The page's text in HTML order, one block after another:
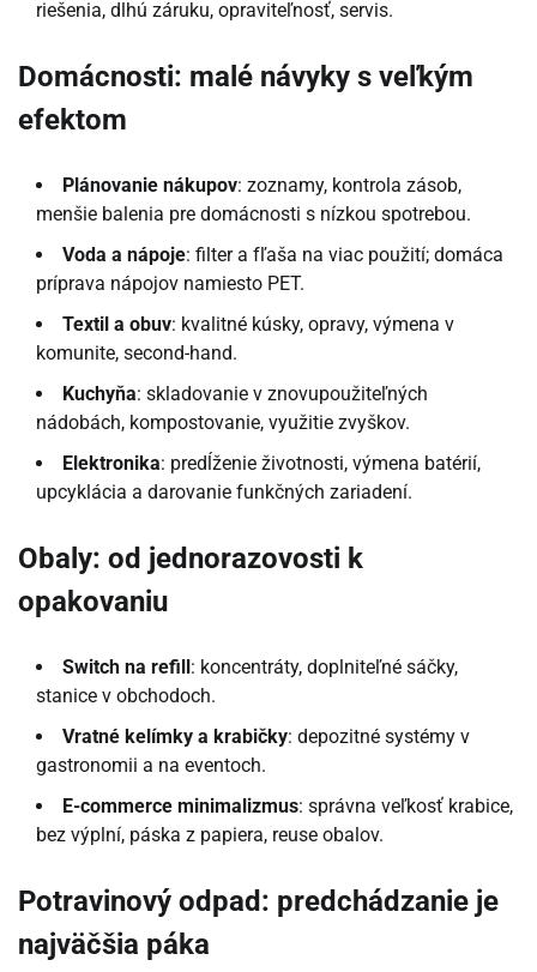
riešenia, dlhú záruku, opraviteľnosť, servis.
Domácnosti: malé návyky s veľkým
efektom
Plánovanie nákupov: zoznamy, kontrola zásob,
menšie balenia pre domácnosti s nízkou spotrebou.
Voda a nápoje: filter a fľaša na viac použití; domáca
príprava nápojov namiesto PET.
Textil a obuv: kvalitné kúsky, opravy, výmena v
komunite, second-hand.
Kuchyňa: skladovanie v znovupoužiteľných
nádobách, kompostovanie, využitie zvyškov.
Elektronika: predĺženie životnosti, výmena batérií,
upcyklácia a darovanie funkčných zariadení.
Obaly: od jednorazovosti k
opakovaniu
Switch na refill: koncentráty, doplniteľné sáčky,
stanice v obchodoch.
Vratné kelímky a krabičky: depozitné systémy v
gastronomii a na eventoch.
E-commerce minimalizmus: správna veľkosť krabice,
bez výplní, páska z papiera, reuse obalov.
Potravinový odpad: predchádzanie je
najväčšia páka